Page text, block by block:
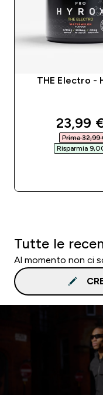
THE Electro -
23,99
Prima 32,99
Risparmia
Tutte le
Al momento non ci